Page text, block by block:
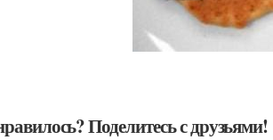
Поделитесь с друзьями!